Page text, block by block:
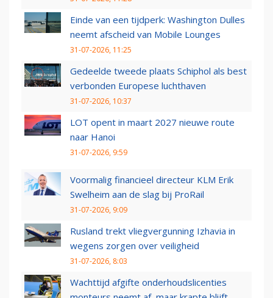
Einde van een tijdperk: Washington Dulles
neemt afscheid van Mobile Lounges
31-07-2026, 11:25
Gedeelde tweede plaats Schiphol als best
verbonden Europese luchthaven
31-07-2026, 10:37
LOT opent in maart 2027 nieuwe route
naar Hanoi
31-07-2026, 9:59
Voormalig financieel directeur KLM Erik
Swelheim aan de slag bij ProRail
31-07-2026, 9:09
Rusland trekt vliegvergunning Izhavia in
wegens zorgen over veiligheid
31-07-2026, 8:03
Wachttijd afgifte onderhoudslicenties